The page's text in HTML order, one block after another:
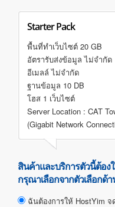
Starter Pack
พื้นที่ทำเว็บไซต์ 20 GB
อัตรารับส่งข้อมูลไม่จำกัด
อีเมลล์ไม่จำกัด
ฐานข้อมูล 10 DB
โฮส 1 เว็บไซต์
Server Location : CAT
(Gigabit Network
สินค้าและบริการตัวนี้ต้อง
กรุณาเลือกจากตัวเลือกด้
ฉันต้องการให้ HostYim